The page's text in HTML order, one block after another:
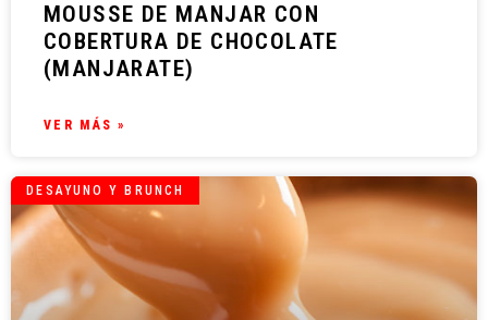
MOUSSE DE MANJAR CON
COBERTURA DE CHOCOLATE
(MANJARATE)
VER MÁS »
DESAYUNO Y BRUNCH